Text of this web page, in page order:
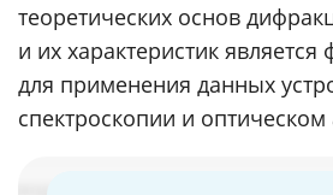
теоретических основ
и их характеристик
для применения данных
спектроскопии и оптическом